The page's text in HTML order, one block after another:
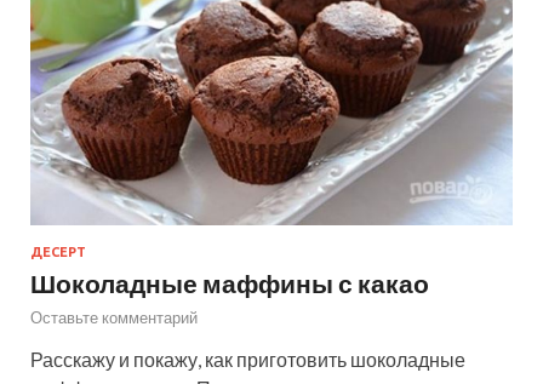
ДЕСЕРТ
Шоколадные маффины с какао
Оставьте комментарий
Расскажу и покажу, как приготовить шоколадные